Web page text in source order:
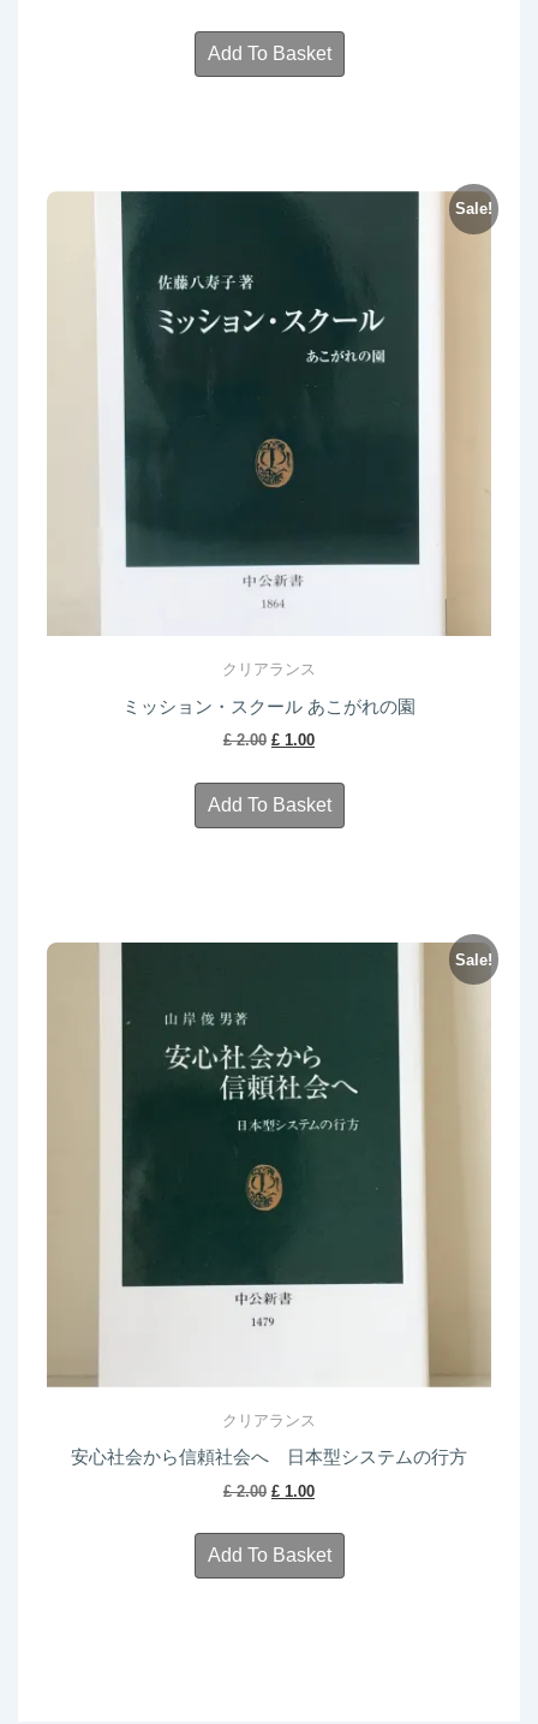
was:
£ 2.50.
is:
£ 1.25.
Add To Basket
Sale!
クリアランス
ミッション・スクール あこがれの園
£2.00 Original
was:
£ 2.00.
£ 1.00Current
is:
£ 1.00.
Add To Basket
Sale!
クリアランス
安心社会から信頼社会へ 日本型システムの行方
£2.00 Original
was:
£ 2.00.
£ 1.00Current
is:
£ 1.00.
Add To Basket